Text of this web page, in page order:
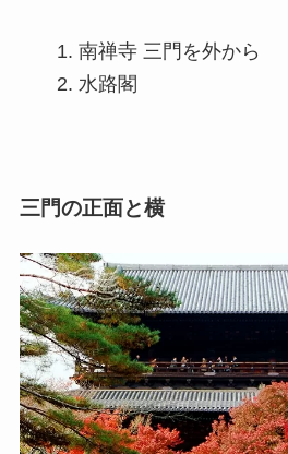
南禅寺 三門を外から
水路閣
三門の正面と横